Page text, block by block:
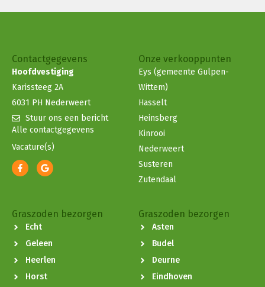
Contactgegevens
Hoofdvestiging
Karissteeg 2A
6031 PH Nederweert
Stuur ons een bericht
Alle contactgegevens
Vacature(s)
Onze verkooppunten
Eys (gemeente Gulpen-
Wittem)
Hasselt
Heinsberg
Kinrooi
Nederweert
Susteren
Zutendaal
Graszoden bezorgen
Echt
Geleen
Heerlen
Horst
Graszoden bezorgen
Asten
Budel
Deurne
Eindhoven